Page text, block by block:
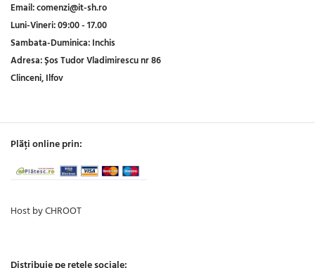
Email:comenzi@it-sh.ro
Luni-Vineri:09:00 - 17.00
Sambata-Duminica:Inchis
Adresa:Șos Tudor Vladimirescu nr 86
Clinceni, Ilfov
Plăți online prin:
Host by CHROOT